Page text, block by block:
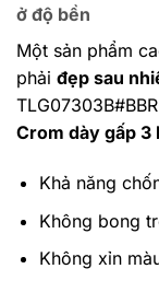
ở độ bền
Một sản phẩm
phải đẹp sau
Crom dày gấp 3
Khả năng
Không bong
Không xỉn